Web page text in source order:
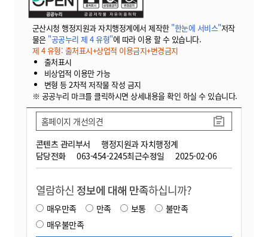
군산시청 행정지원과 자치행정계에서 제작한 "한눈에 서비스"저작
물은 "공공누리 제 4 유형"에 따라 이용 할 수 있습니다.
제 4 유형: 출처표시+상업적 이용금지+변경금지
출처표시
비상업적 이용만 가능
변형 등 2차적 저작물 작성 금지
※ 공공누리 마크를 클릭하시면 상세내용을 확인 하실 수 있습니다.
콘텐츠 관리부서
행정지원과 자치행정계
담당전화
063-454-2245최근수정일 2025-02-06
홈페이지 개선의견
열람하신 정보에 대해 만족하십니까?
매우만족 만족 보통
불만족
매우불만족